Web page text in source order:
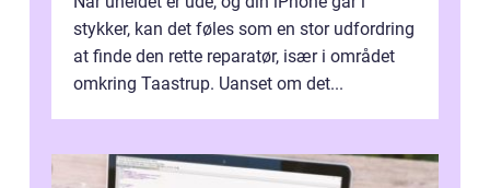
stykker, kan det føles som en stor udfordring
at finde den rette reparatør, især i området
omkring Taastrup. Uanset om det...